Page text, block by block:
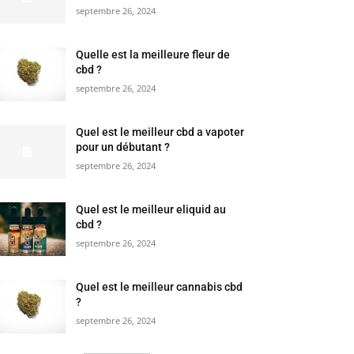
septembre 26, 2024
Quelle est la meilleure fleur de
cbd ?
septembre 26, 2024
Quel est le meilleur cbd a vapoter
pour un débutant ?
septembre 26, 2024
Quel est le meilleur eliquid au
cbd ?
septembre 26, 2024
Quel est le meilleur cannabis cbd
?
septembre 26, 2024